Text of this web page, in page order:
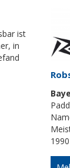
ist
in